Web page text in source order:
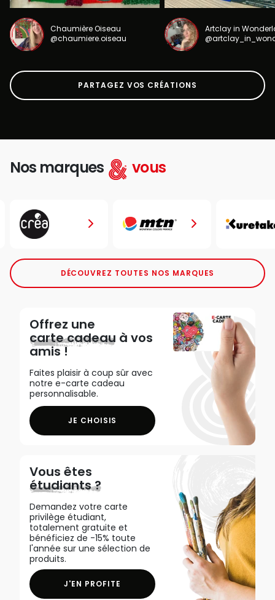
Chaumière Oiseau
@chaumiere.oiseau
Artclay in
PARTAGEZ VOS CRÉATIONS
Nos marques vous
DÉCOUVREZ TOUTES NOS MARQUES
Offrez une
carte cadeau à vos
amis !
Faites plaisir à coup sûr avec
notre e-carte cadeau
personnalisable.
JE CHOISIS
Vous êtes
étudiants ?
Demandez votre carte
privilège étudiant,
totalement gratuite et
bénéficiez de -15% toute
l'année sur une sélection de
produits.
J'EN PROFITE